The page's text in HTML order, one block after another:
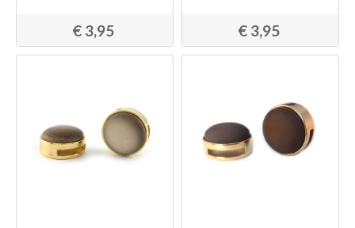
€ 3,95 € 3,95